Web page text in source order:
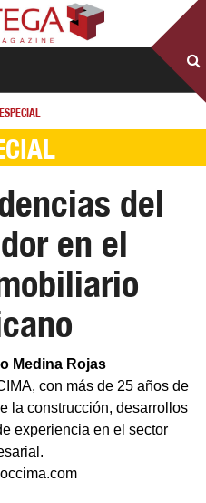
ESPECIAL
del
en el
Medina Rojas
con más de 25 años de
la construcción, desarrollos
experiencia en el sector